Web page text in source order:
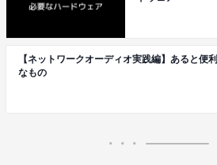
【ネットワークオーディオ実践編】あると便利
なもの